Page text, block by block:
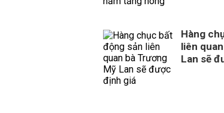
Hàng
liên
Lan sẽ